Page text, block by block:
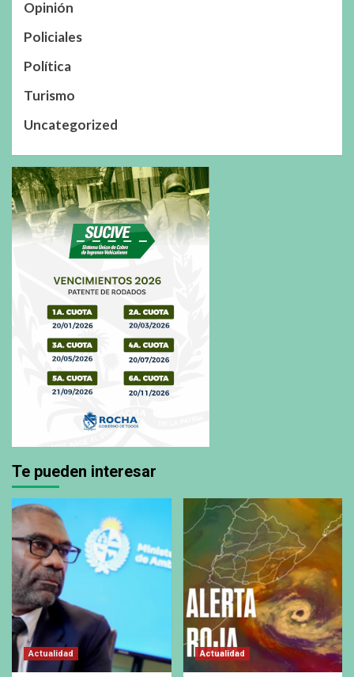
Opinión
Policiales
Política
Turismo
Uncategorized
Te pueden interesar
Actualidad Actualidad